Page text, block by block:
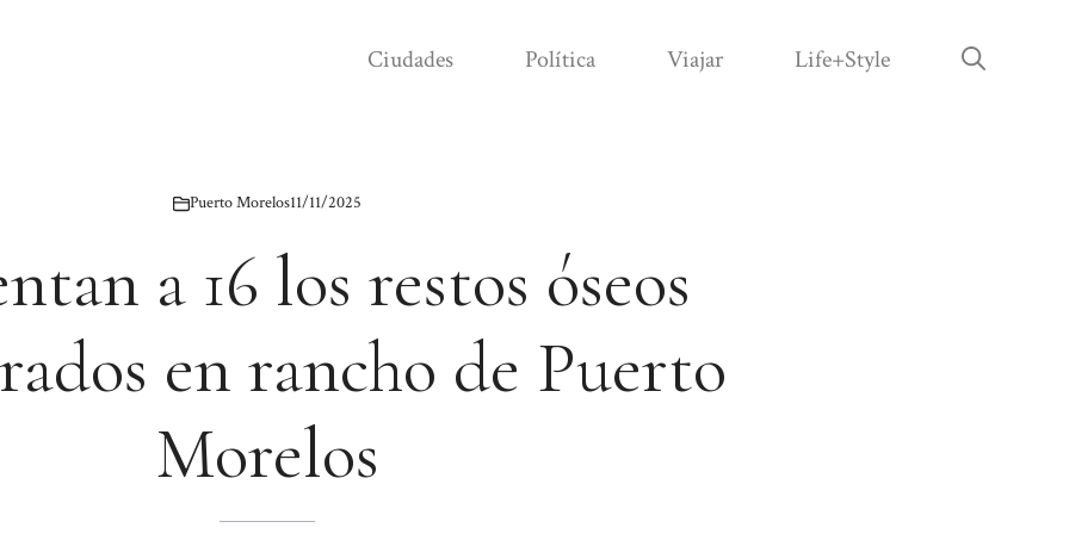
Ciudades Política Viajar Life+Style
Puerto Morelos11/11/2025
a 16 los restos óseos
en rancho de Puerto
Morelos